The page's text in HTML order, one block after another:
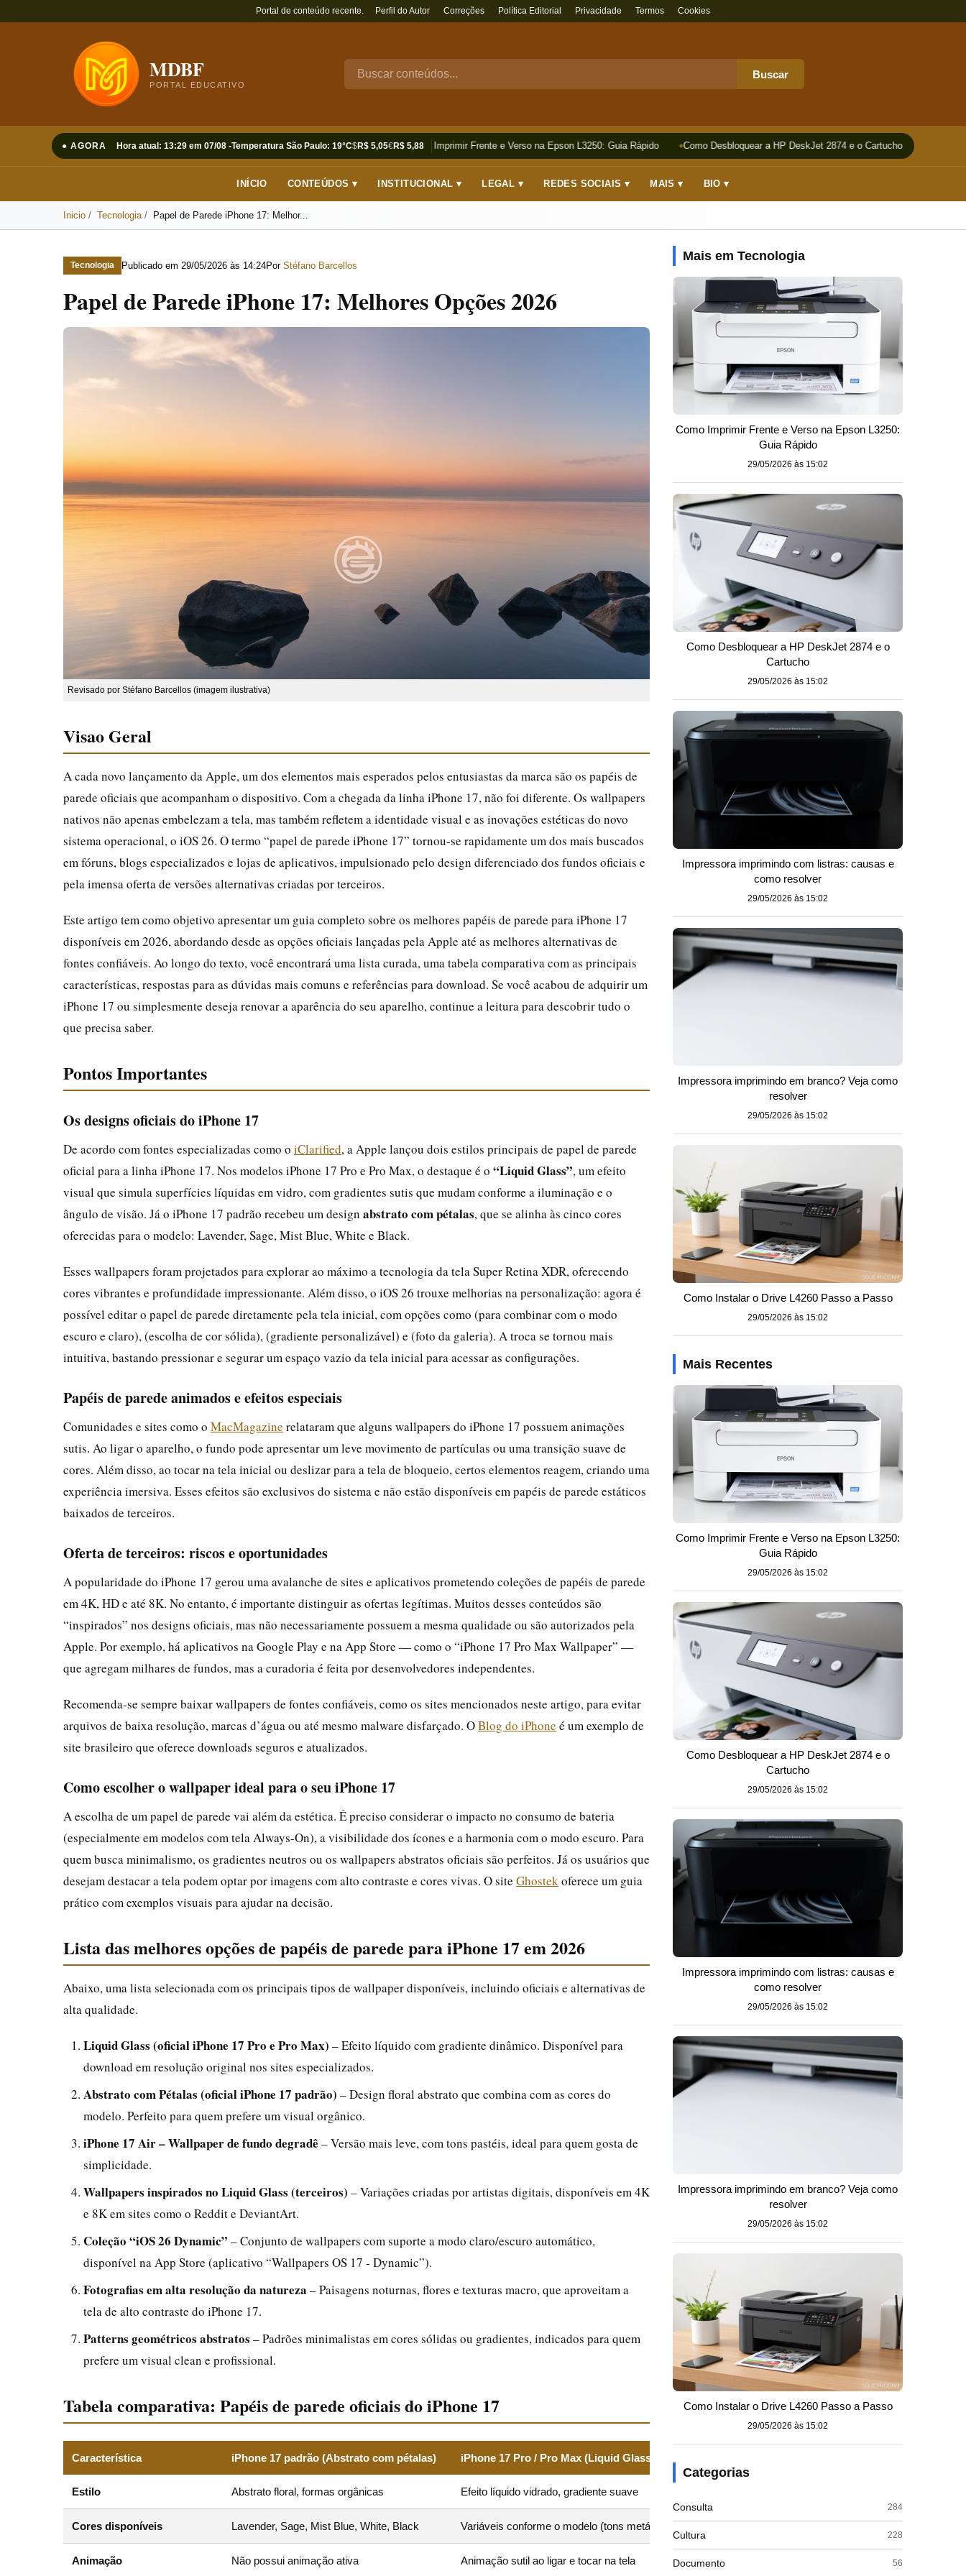
Portal de conteúdo recente. Perfil do Autor Correções Política Editorial Privacidade Termos Cookies
MDBF
PORTAL EDUCATIVO
Buscar
● AGORA Hora atual: 13:29 em 07/08 -Temperatura São Paulo: 19°C$R$ 5,05€R$ 5,88
Como Imprimir Frente e Verso na Epson L3250: Guia Rápido Como Desbloquear a HP DeskJet 2874 e o Cartucho
INÍCIO CONTEÚDOS ▾ INSTITUCIONAL ▾ LEGAL ▾ REDES SOCIAIS ▾ MAIS ▾ BIO ▾
Inicio Tecnologia Papel de Parede iPhone 17: Melhor...
Tecnologia Publicado em 29/05/2026 às 14:24Por Stéfano Barcellos
Papel de Parede iPhone 17: Melhores Opções 2026
Revisado por Stéfano Barcellos (imagem ilustrativa)
Visao Geral
A cada novo lançamento da Apple, um dos elementos mais esperados pelos entusiastas da marca são os papéis de
parede oficiais que acompanham o dispositivo. Com a chegada da linha iPhone 17, não foi diferente. Os wallpapers
nativos não apenas embelezam a tela, mas também refletem a identidade visual e as inovações estéticas do novo
sistema operacional, o iOS 26. O termo “papel de parede iPhone 17” tornou-se rapidamente um dos mais buscados
em fóruns, blogs especializados e lojas de aplicativos, impulsionado pelo design diferenciado dos fundos oficiais e
pela imensa oferta de versões alternativas criadas por terceiros.
Este artigo tem como objetivo apresentar um guia completo sobre os melhores papéis de parede para iPhone 17
disponíveis em 2026, abordando desde as opções oficiais lançadas pela Apple até as melhores alternativas de
fontes confiáveis. Ao longo do texto, você encontrará uma lista curada, uma tabela comparativa com as principais
características, respostas para as dúvidas mais comuns e referências para download. Se você acabou de adquirir um
iPhone 17 ou simplesmente deseja renovar a aparência do seu aparelho, continue a leitura para descobrir tudo o
que precisa saber.
Pontos Importantes
Os designs oficiais do iPhone 17
De acordo com fontes especializadas como o iClarified, a Apple lançou dois estilos principais de papel de parede
oficial para a linha iPhone 17. Nos modelos iPhone 17 Pro e Pro Max, o destaque é o “Liquid Glass”, um efeito
visual que simula superfícies líquidas em vidro, com gradientes sutis que mudam conforme a iluminação e o
ângulo de visão. Já o iPhone 17 padrão recebeu um design abstrato com pétalas, que se alinha às cinco cores
oferecidas para o modelo: Lavender, Sage, Mist Blue, White e Black.
Esses wallpapers foram projetados para explorar ao máximo a tecnologia da tela Super Retina XDR, oferecendo
cores vibrantes e profundidade impressionante. Além disso, o iOS 26 trouxe melhorias na personalização: agora é
possível editar o papel de parede diretamente pela tela inicial, com opções como (para combinar com o modo
escuro e claro), (escolha de cor sólida), (gradiente personalizável) e (foto da galeria). A troca se tornou mais
intuitiva, bastando pressionar e segurar um espaço vazio da tela inicial para acessar as configurações.
Papéis de parede animados e efeitos especiais
Comunidades e sites como o MacMagazine relataram que alguns wallpapers do iPhone 17 possuem animações
sutis. Ao ligar o aparelho, o fundo pode apresentar um leve movimento de partículas ou uma transição suave de
cores. Além disso, ao tocar na tela inicial ou deslizar para a tela de bloqueio, certos elementos reagem, criando uma
experiência imersiva. Esses efeitos são exclusivos do sistema e não estão disponíveis em papéis de parede estáticos
baixados de terceiros.
Oferta de terceiros: riscos e oportunidades
A popularidade do iPhone 17 gerou uma avalanche de sites e aplicativos prometendo coleções de papéis de parede
em 4K, HD e até 8K. No entanto, é importante distinguir as ofertas legítimas. Muitos desses conteúdos são
“inspirados” nos designs oficiais, mas não necessariamente possuem a mesma qualidade ou são autorizados pela
Apple. Por exemplo, há aplicativos na Google Play e na App Store — como o “iPhone 17 Pro Max Wallpaper” —
que agregam milhares de fundos, mas a curadoria é feita por desenvolvedores independentes.
Recomenda-se sempre baixar wallpapers de fontes confiáveis, como os sites mencionados neste artigo, para evitar
arquivos de baixa resolução, marcas d’água ou até mesmo malware disfarçado. OBlog do iPhone é um exemplo de
site brasileiro que oferece downloads seguros e atualizados.
Como escolher o wallpaper ideal para o seu iPhone 17
A escolha de um papel de parede vai além da estética. É preciso considerar o impacto no consumo de bateria
(especialmente em modelos com tela Always-On), a visibilidade dos ícones e a harmonia com o modo escuro. Para
quem busca minimalismo, os gradientes neutros ou os wallpapers abstratos oficiais são perfeitos. Já os usuários que
desejam destacar a tela podem optar por imagens com alto contraste e cores vivas. O site Ghostek oferece um guia
prático com exemplos visuais para ajudar na decisão.
Lista das melhores opções de papéis de parede para iPhone 17 em 2026
Abaixo, uma lista selecionada com os principais tipos de wallpaper disponíveis, incluindo oficiais e alternativas de
alta qualidade.
Liquid Glass (oficial iPhone 17 Pro e Pro Max) – Efeito líquido com gradiente dinâmico. Disponível para
download em resolução original nos sites especializados.
Abstrato com Pétalas (oficial iPhone 17 padrão) – Design floral abstrato que combina com as cores do
modelo. Perfeito para quem prefere um visual orgânico.
iPhone 17 Air – Wallpaper de fundo degradê – Versão mais leve, com tons pastéis, ideal para quem gosta de
simplicidade.
Wallpapers inspirados no Liquid Glass (terceiros) – Variações criadas por artistas digitais, disponíveis em 4K
e 8K em sites como o Reddit e DeviantArt.
Coleção “iOS 26 Dynamic” – Conjunto de wallpapers com suporte a modo claro/escuro automático,
disponível na App Store (aplicativo “Wallpapers OS 17 - Dynamic”).
Fotografias em alta resolução da natureza – Paisagens noturnas, flores e texturas macro, que aproveitam a
tela de alto contraste do iPhone 17.
Patterns geométricos abstratos – Padrões minimalistas em cores sólidas ou gradientes, indicados para quem
prefere um visual clean e profissional.
Tabela comparativa: Papéis de parede oficiais do iPhone 17
Característica iPhone 17 padrão (Abstrato com pétalas) iPhone 17 Pro / Pro Max (Liquid Glass)
Estilo Abstrato floral, formas orgânicas Efeito líquido vidrado, gradiente suave
Cores disponíveis Lavender, Sage, Mist Blue, White, Black Variáveis conforme o modelo (tons metálicos)
Animação Não possui animação ativa Animação sutil ao ligar e tocar na tela
Mais em Tecnologia
Como Imprimir Frente e Verso na Epson L3250:
Guia Rápido
29/05/2026 às 15:02
Como Desbloquear a HP DeskJet 2874 e o
Cartucho
29/05/2026 às 15:02
Impressora imprimindo com listras: causas e
como resolver
29/05/2026 às 15:02
Impressora imprimindo em branco? Veja como
resolver
29/05/2026 às 15:02
Como Instalar o Drive L4260 Passo a Passo
29/05/2026 às 15:02
Mais Recentes
Como Imprimir Frente e Verso na Epson L3250:
Guia Rápido
29/05/2026 às 15:02
Como Desbloquear a HP DeskJet 2874 e o
Cartucho
29/05/2026 às 15:02
Impressora imprimindo com listras: causas e
como resolver
29/05/2026 às 15:02
Impressora imprimindo em branco? Veja como
resolver
29/05/2026 às 15:02
Como Instalar o Drive L4260 Passo a Passo
29/05/2026 às 15:02
Categorias
Consulta 284
Cultura 228
Documento 56